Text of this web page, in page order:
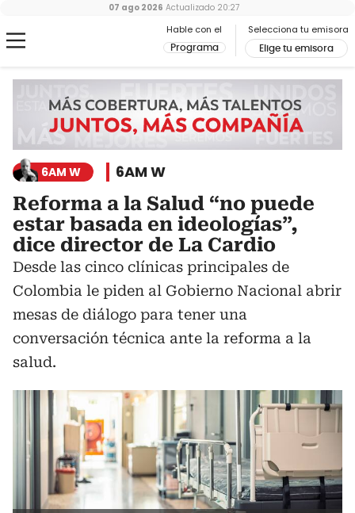
Hable con el
Programa
Selecciona tu emisora
Elige tu emisora
07 ago 2026 Actualizado 20:27
6AM W 6AM W
Reforma a la Salud “no puede
estar basada en ideologías”,
dice director de La Cardio
Desde las cinco clínicas principales de
Colombia le piden al Gobierno Nacional abrir
mesas de diálogo para tener una
conversación técnica ante la reforma a la
salud.